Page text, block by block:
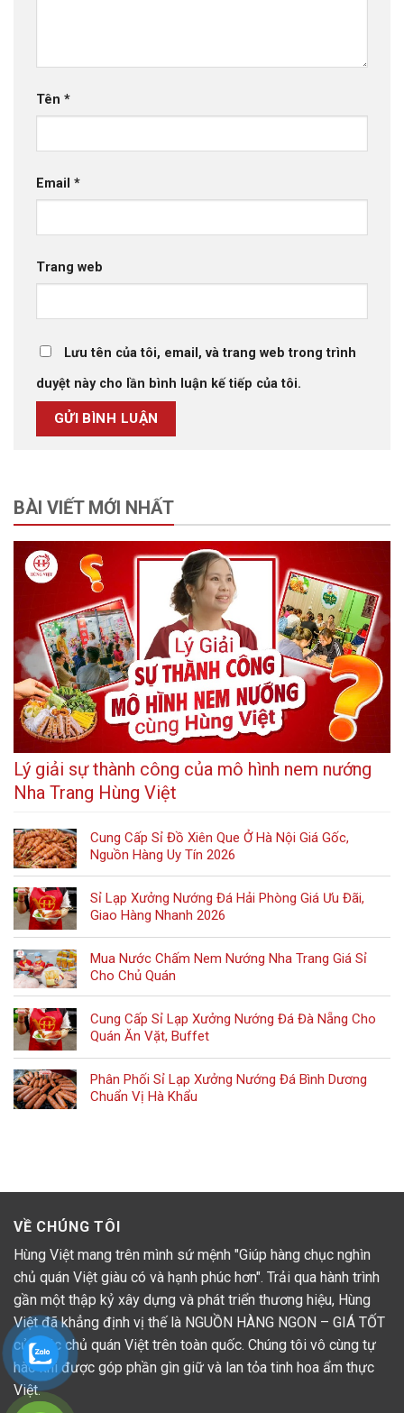
Tên *
Email *
Trang web
Lưu tên của tôi, email, và trang web trong trình
duyệt này cho lần bình luận kế tiếp của tôi.
BÀI VIẾT MỚI NHẤT
Lý giải sự thành công của mô hình nem nướng
Nha Trang Hùng Việt
Cung Cấp Sỉ Đồ Xiên Que Ở Hà Nội Giá Gốc,
Nguồn Hàng Uy Tín 2026
Sỉ Lạp Xưởng Nướng Đá Hải Phòng Giá Ưu Đãi,
Giao Hàng Nhanh 2026
Mua Nước Chấm Nem Nướng Nha Trang Giá Sỉ
Cho Chủ Quán
Cung Cấp Sỉ Lạp Xưởng Nướng Đá Đà Nẵng Cho
Quán Ăn Vặt, Buffet
Phân Phối Sỉ Lạp Xưởng Nướng Đá Bình Dương
Chuẩn Vị Hà Khẩu
VỀ CHÚNG TÔI
Hùng Việt mang trên mình sứ mệnh "Giúp hàng chục nghìn
chủ quán Việt giàu có và hạnh phúc hơn". Trải qua hành trình
gần một thập kỷ xây dựng và phát triển thương hiệu, Hùng
Việt đã khẳng định vị thế là NGUỒN HÀNG NGON – GIÁ TỐT
của các chủ quán Việt trên toàn quốc. Chúng tôi vô cùng tự
hào khi được góp phần gìn giữ và lan tỏa tinh hoa ẩm thực
Việt.